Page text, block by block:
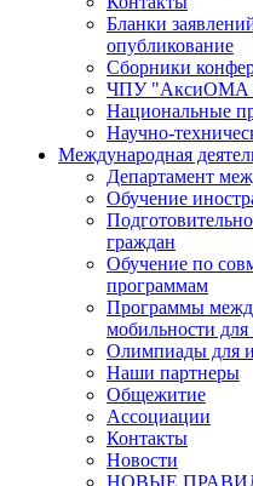
Бланки
опубликование
Сборники
ЧПУ "АксиОМА
Национальные
Научно-
Международная
Департамент
Обучение
граждан
Обучение по
программам
Программы
мобильности для
Олимпиады для
Наши партнеры
Общежитие
Ассоциации
Контакты
Новости
НОВЫЕ